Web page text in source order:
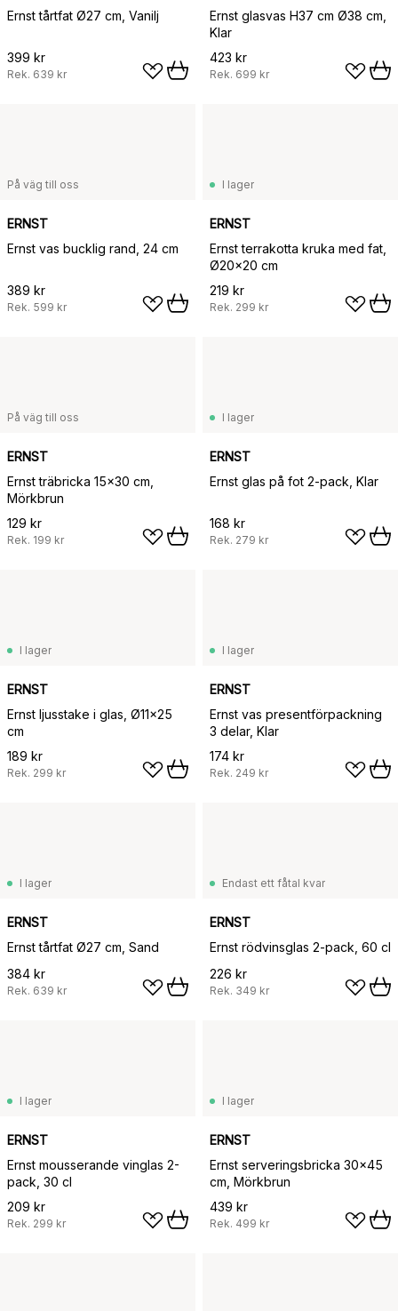
Ernst tårtfat Ø27 cm, Vanilj
399 kr
Rek. 639 kr
Ernst glasvas H37 cm Ø38 cm,
Klar
423 kr
Rek. 699 kr
På väg till oss
ERNST
Ernst vas bucklig rand, 24 cm
389 kr
Rek. 599 kr
I lager
ERNST
Ernst terrakotta kruka med fat,
Ø20x20 cm
219 kr
Rek. 299 kr
På väg till oss
ERNST
Ernst träbricka 15x30 cm,
Mörkbrun
129 kr
Rek. 199 kr
I lager
ERNST
Ernst glas på fot 2-pack, Klar
168 kr
Rek. 279 kr
I lager
ERNST
Ernst ljusstake i glas, Ø11x25
cm
189 kr
Rek. 299 kr
I lager
ERNST
Ernst vas presentförpackning
3 delar, Klar
174 kr
Rek. 249 kr
I lager
ERNST
Ernst tårtfat Ø27 cm, Sand
384 kr
Rek. 639 kr
Endast ett fåtal kvar
ERNST
Ernst rödvinsglas 2-pack, 60 cl
226 kr
Rek. 349 kr
I lager
ERNST
Ernst mousserande vinglas 2-
pack, 30 cl
209 kr
Rek. 299 kr
I lager
ERNST
Ernst serveringsbricka 30x45
cm, Mörkbrun
439 kr
Rek. 499 kr